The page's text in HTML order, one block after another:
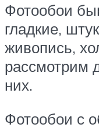
Фотообои
гладкие,
живопись,
рассмотрим
них.
Фотообои с